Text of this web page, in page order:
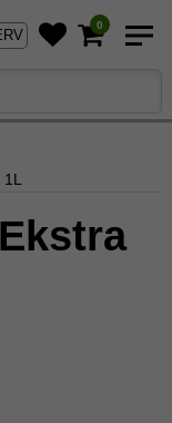
0
1L